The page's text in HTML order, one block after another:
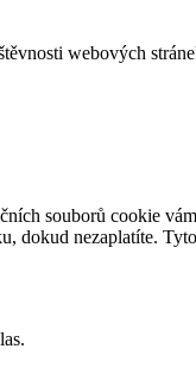
webových
souborů cookie
dokud nezaplatíte.